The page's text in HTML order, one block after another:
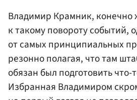
Владимир Крамник, конечно
к такому повороту событий,
от самых принципиальных
резонно полагая, что там
обязан был подготовить что-
Избранная Владимиром